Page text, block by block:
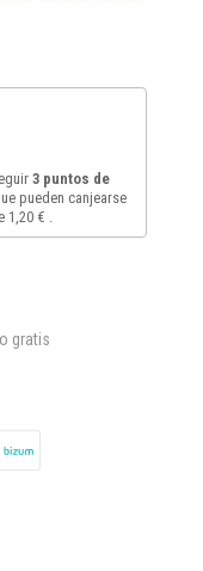
3 puntos de
pueden canjearse
1,20 €
gratis